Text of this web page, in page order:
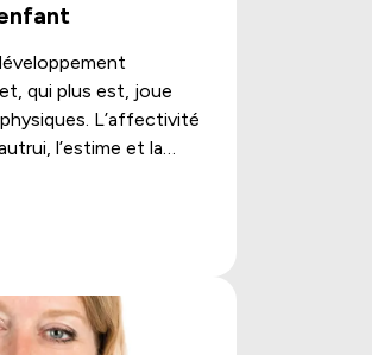
qui plus est, joue
L’affectivité
l’estime et la
et à la